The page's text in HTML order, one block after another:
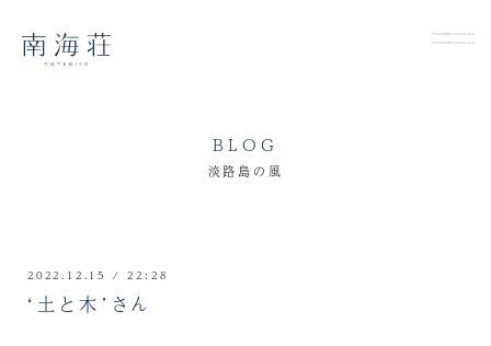
BLOG
淡路島の風
2022.12.15 / 22:28
‘土と木’さん